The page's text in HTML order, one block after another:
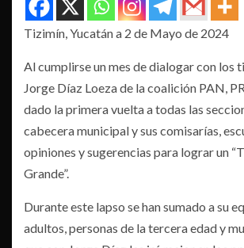
Tizimín, Yucatán a 2 de Mayo de 2024
Al cumplirse un mes de dialogar con los
Jorge Díaz Loeza de la coalición PAN,
dado la primera vuelta a todas las
cabecera municipal y sus comisarías,
opiniones y sugerencias para lograr un
Grande”.
Durante este lapso se han sumado a su
adultos, personas de la tercera edad y